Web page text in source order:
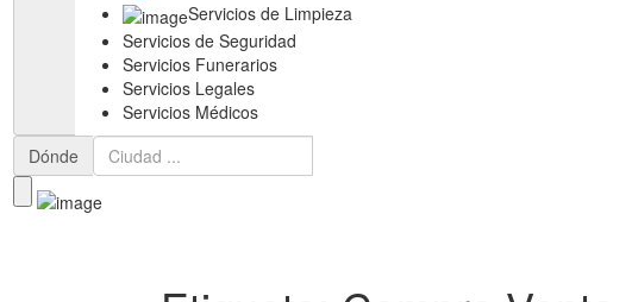
Servicios de Limpieza
Servicios de Seguridad
Servicios Funerarios
Servicios Legales
Servicios Médicos
Dónde